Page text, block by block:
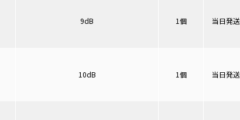
9dB
10dB
1個 当日発送
1個 当日発送